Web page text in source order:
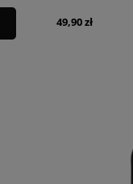
49,90 zł